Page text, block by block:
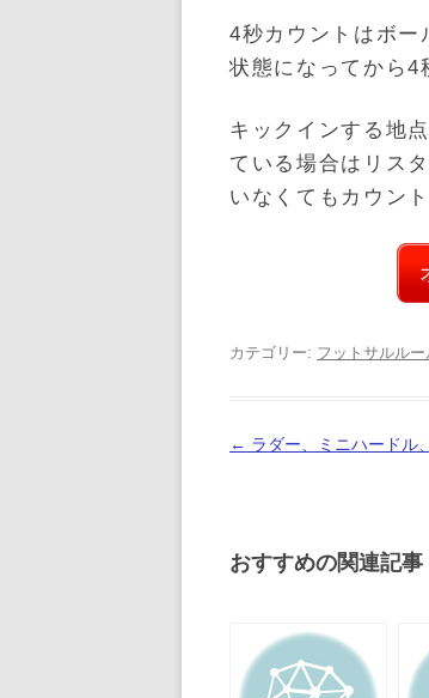
4秒カウントはボー
状態になってから4
キックインする地
ている場合はリス
いなくてもカウン
カテゴリー: フットサルルー
投
ゲ
ョ
← ラダー、ミニハードル
おすすめの関連記事